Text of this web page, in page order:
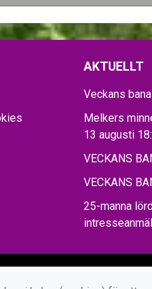
AKTUELLT
Veckans
Melkers
13 augusti
VECKANS
VECKANS
25-manna